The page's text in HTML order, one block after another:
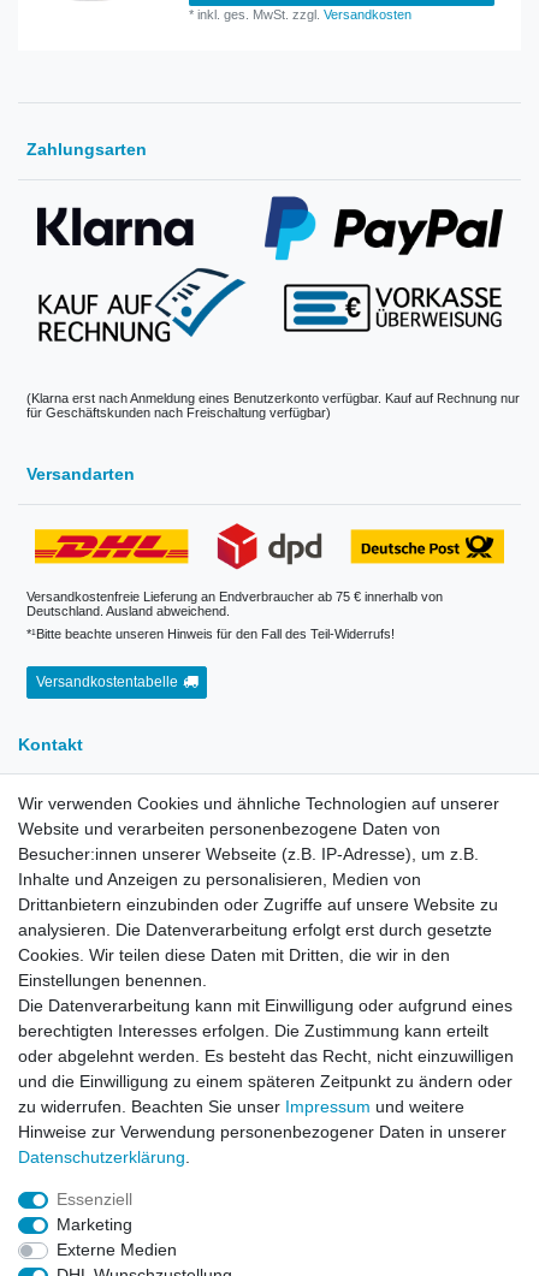
*inkl. ges. MwSt. zzgl.Versandkosten
Zahlungsarten
(Klarna erst nach Anmeldung eines Benutzerkonto verfügbar. Kauf auf Rechnung nur
für Geschäftskunden nach Freischaltung verfügbar)
Versandarten
Versandkostenfreie Lieferung an Endverbraucher ab 75 € innerhalb von
Deutschland. Ausland abweichend.
*¹Bitte beachte unseren Hinweis für den Fall des Teil-Widerrufs!
Versandkostentabelle
Kontakt
E-Mail:info[at]kreativplotter.de
Telefon:0202-87063640
Öffnungszeiten:
Montag bis Freitag von 8.30 - 15.30 Uhr
Kontaktformular
Informationen
Registrieren
Widerrufsrecht
Datenschutzerklärung
AGB
Impressum
Widerrufsbutton
Wir verwenden Cookies und ähnliche Technologien auf unserer
Website und verarbeiten personenbezogene Daten von
Besucher:innen unserer Webseite (z.B. IP-Adresse), um z.B.
Inhalte und Anzeigen zu personalisieren, Medien von
Drittanbietern einzubinden oder Zugriffe auf unsere Website zu
analysieren. Die Datenverarbeitung erfolgt erst durch gesetzte
Cookies. Wir teilen diese Daten mit Dritten, die wir in den
Einstellungen benennen.
Die Datenverarbeitung kann mit Einwilligung oder aufgrund eines
berechtigten Interesses erfolgen. Die Zustimmung kann erteilt
oder abgelehnt werden. Es besteht das Recht, nicht einzuwilligen
und die Einwilligung zu einem späteren Zeitpunkt zu ändern oder
zu widerrufen. Beachten Sie unser Impressum und weitere
Hinweise zur Verwendung personenbezogener Daten in unserer
Daten­schutz­erklärung
Essenziell
Marketing
Externe Medien